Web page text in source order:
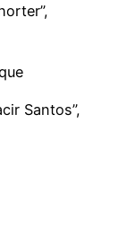
Santos”,